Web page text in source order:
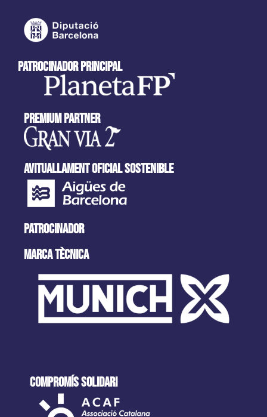
patrocinador principal
Premium partner
AVITUALLAMENT OFICIAL SOSTENIBLE
PATROCINADOR
MARCA tècnica
COMPROMÍS SOLIDARI